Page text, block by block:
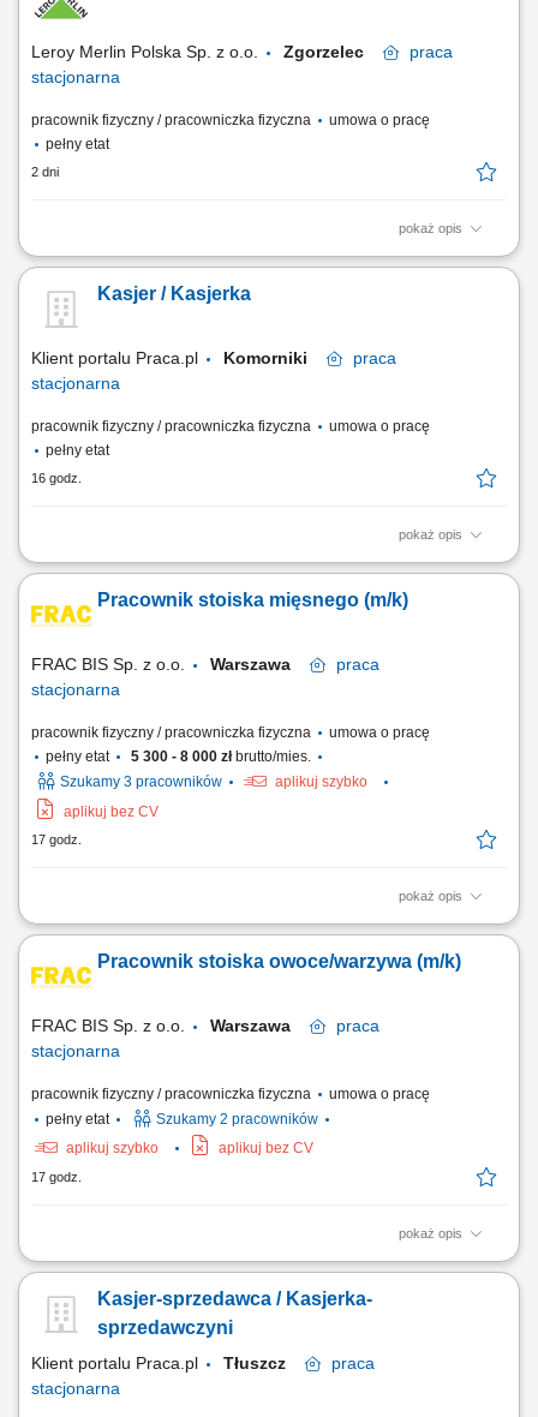
prawidłowe rozliczanie kasy po zakończeniu zmiany. Udzielanie
Leroy Merlin Polska Sp. z o.o. Zgorzelec
praca
stacjonarna
pracownik fizyczny / pracowniczka fizyczna
umowa o pracę
pełny etat
2 dni
pokaż opis
Co będziesz robić? Twój start z Buddym: przez pierwsze 4 miesiące
wdrożenia oraz zespołu. Obsługa klienta: zadbasz o szybką i miłą
obsługę przy kasie, finalizując transakcje, przyjmując płatności, zwroty,
Kasjer / Kasjerka
Klient portalu Praca.pl Komorniki
praca
stacjonarna
pracownik fizyczny / pracowniczka fizyczna
umowa o pracę
pełny etat
16 godz.
pokaż opis
Profesjonalna obsługa klientów przy stanowisku kasowym. Realizacja
procedurami. Wystawianie dokumentów sprzedażowych oraz
prawidłowe rozliczanie kasy po zakończeniu zmiany. Udzielanie
Pracownik stoiska mięsnego (m/k)
FRAC BIS Sp. z o.o. Warszawa
praca
stacjonarna
pracownik fizyczny / pracowniczka fizyczna
umowa o pracę
pełny etat
5 300 - 8 000 złbrutto/mies.
Szukamy 3 pracowników
aplikuj szybko
aplikuj bez CV
17 godz.
pokaż opis
krojenie i pakowanie serów, wędlin i mięsa, obsługa klientów,
Pracownik stoiska owoce/warzywa (m/k)
FRAC BIS Sp. z o.o. Warszawa
praca
stacjonarna
pracownik fizyczny / pracowniczka fizyczna
umowa o pracę
pełny etat
Szukamy 2 pracowników
aplikuj szybko
aplikuj bez CV
17 godz.
pokaż opis
dokładanie i sortowanie warzyw i owoców; dbanie o estetykę na stoisku,
Kasjer-sprzedawca / Kasjerka-
sprzedawczyni
Klient portalu Praca.pl Tłuszcz
praca
stacjonarna